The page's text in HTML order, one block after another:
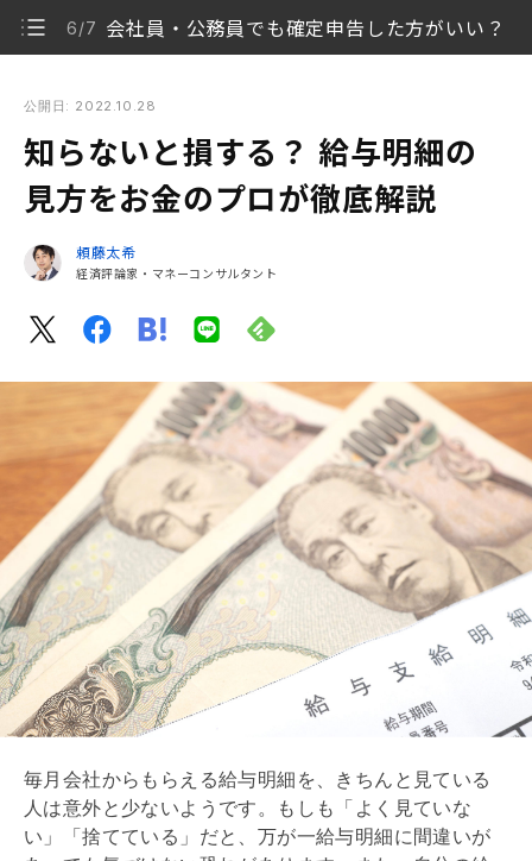
6/7 会社員・公務員でも確定申告した方がいい？
1/7
給料明細には何が書いてある？ 見るべきポイント
は？
4/7 所得税・住民税はどう決まる？
年末調整ってなに？
6/7 会社員・公務員でも確定申告した方がいい？
7/7 ふるさと納税は今年のうちに
公開日: 2022.10.28
知らないと損する？ 給与明細の
見方をお金のプロが徹底解説
頼藤太希
経済評論家・マネーコンサルタント
毎月会社からもらえる給与明細を、きちんと見ている
人は意外と少ないようです。もしも「よく見ていな
い」「捨てている」だと、万が一給与明細に間違いが